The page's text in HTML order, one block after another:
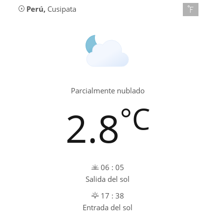
Perú, Cusipata
Parcialmente nublado
2.8°C
06 : 05
Salida del sol
17 : 38
Entrada del sol